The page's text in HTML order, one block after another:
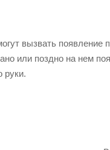
вызвать
или поздно на нем
руки.